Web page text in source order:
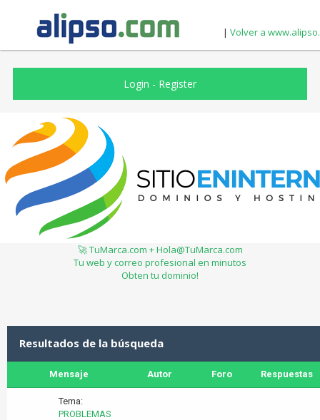
| Volver a
Login - Register
🚀 TuMarca.com + Hola@TuMarca.com
Tu web y correo profesional en minutos
Obten tu dominio!
Resultados de la búsqueda
Mensaje Autor Foro Respuestas
Tema:
PROBLEMAS